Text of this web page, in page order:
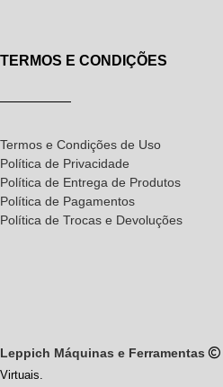
TERMOS E CONDIÇÕES
Termos e Condições de Uso
Política de Privacidade
Política de Entrega de Produtos
Política de Pagamentos
Política de Trocas e Devoluções
Leppich Máquinas e Ferramentas
Virtuais.